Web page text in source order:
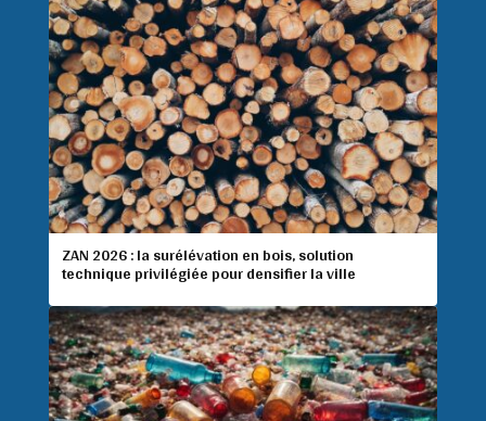
ZAN 2026 : la surélévation en bois, solution
technique privilégiée pour densifier la ville